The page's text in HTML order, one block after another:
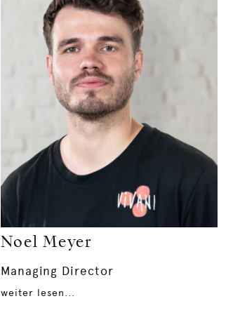
Noel Meyer
Managing Director
weiter lesen...